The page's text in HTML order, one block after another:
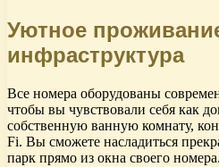
Уютное
инфраструктура
Все номера оборудованы
чтобы вы чувствовали себя как
собственную ванную комнату,
Fi. Вы сможете насладиться
парк прямо из окна своего номера.